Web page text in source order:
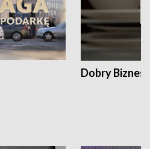
Dobry Biznes